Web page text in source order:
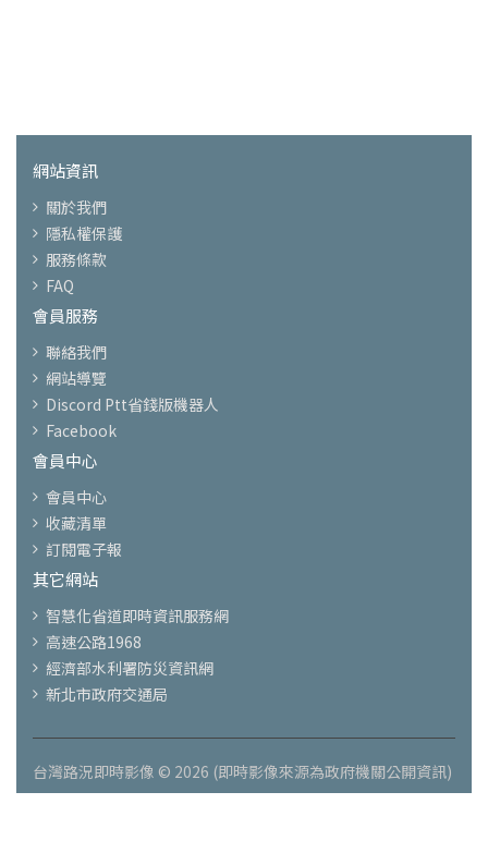
網站資訊
關於我們
隱私權保護
服務條款
FAQ
會員服務
聯絡我們
網站導覽
Discord Ptt省錢版機器人
Facebook
會員中心
會員中心
收藏清單
訂閱電子報
其它網站
智慧化省道即時資訊服務網
高速公路1968
經濟部水利署防災資訊網
新北市政府交通局
台灣路況即時影像 © 2026 (即時影像來源為政府機關公開資訊)